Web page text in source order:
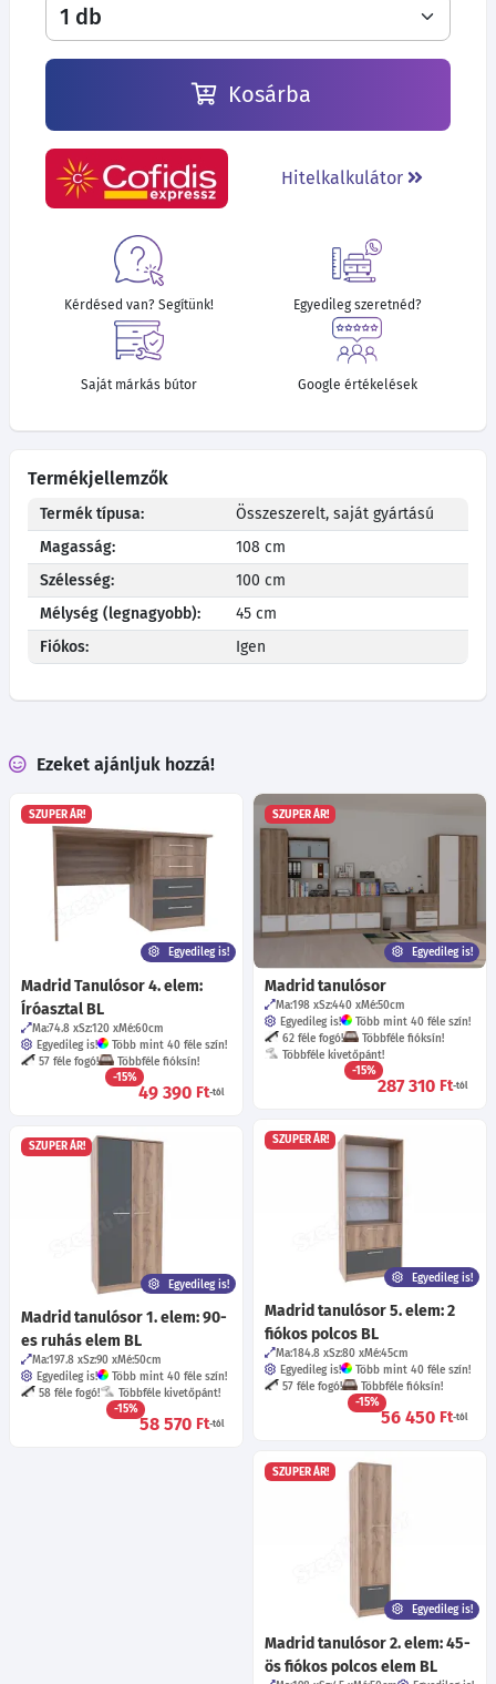
Kosárba
Hitelkalkulátor
Kérdésed van? Segítünk! Egyedileg szeretnéd?
Saját márkás bútor Google értékelések
Termékjellemzők
Termék típusa:
Összeszerelt, saját gyártású
Magasság:
108 cm
Szélesség:
100 cm
Mélység (legnagyobb):
45 cm
Fiókos:
Igen
Ezeket ajánljuk hozzá!
SZUPER ÁR!
Egyedileg is!
Madrid Tanulósor 4. elem:
Íróasztal BL
Ma:74.8 Sz:120 Mé:60cm
Egyedileg is!
Több mint 40 féle szín!
57 féle fogó!
Többféle fióksín!
-15%
49 390 Ft-tól
SZUPER ÁR!
Egyedileg is!
Madrid tanulósor
Ma:198 Sz:440 Mé:50cm
Egyedileg is!
Több mint 40 féle szín!
62 féle fogó!
Többféle fióksín!
Többféle kivetőpánt!
-15%
287 310 Ft-tól
SZUPER ÁR!
Egyedileg is!
Madrid tanulósor 5. elem: 2
fiókos polcos BL
Ma:184.8 Sz:80 Mé:45cm
Egyedileg is!
Több mint 40 féle szín!
57 féle fogó!
Többféle fióksín!
-15%
56 450 Ft-tól
SZUPER ÁR!
Egyedileg is!
Madrid tanulósor 1. elem: 90-
es ruhás elem BL
Ma:197.8 Sz:90 Mé:50cm
Egyedileg is!
Több mint 40 féle szín!
58 féle fogó!
Többféle kivetőpánt!
-15%
58 570 Ft-tól
SZUPER ÁR!
Egyedileg is!
Madrid tanulósor 2. elem: 45-
ös fiókos polcos elem BL